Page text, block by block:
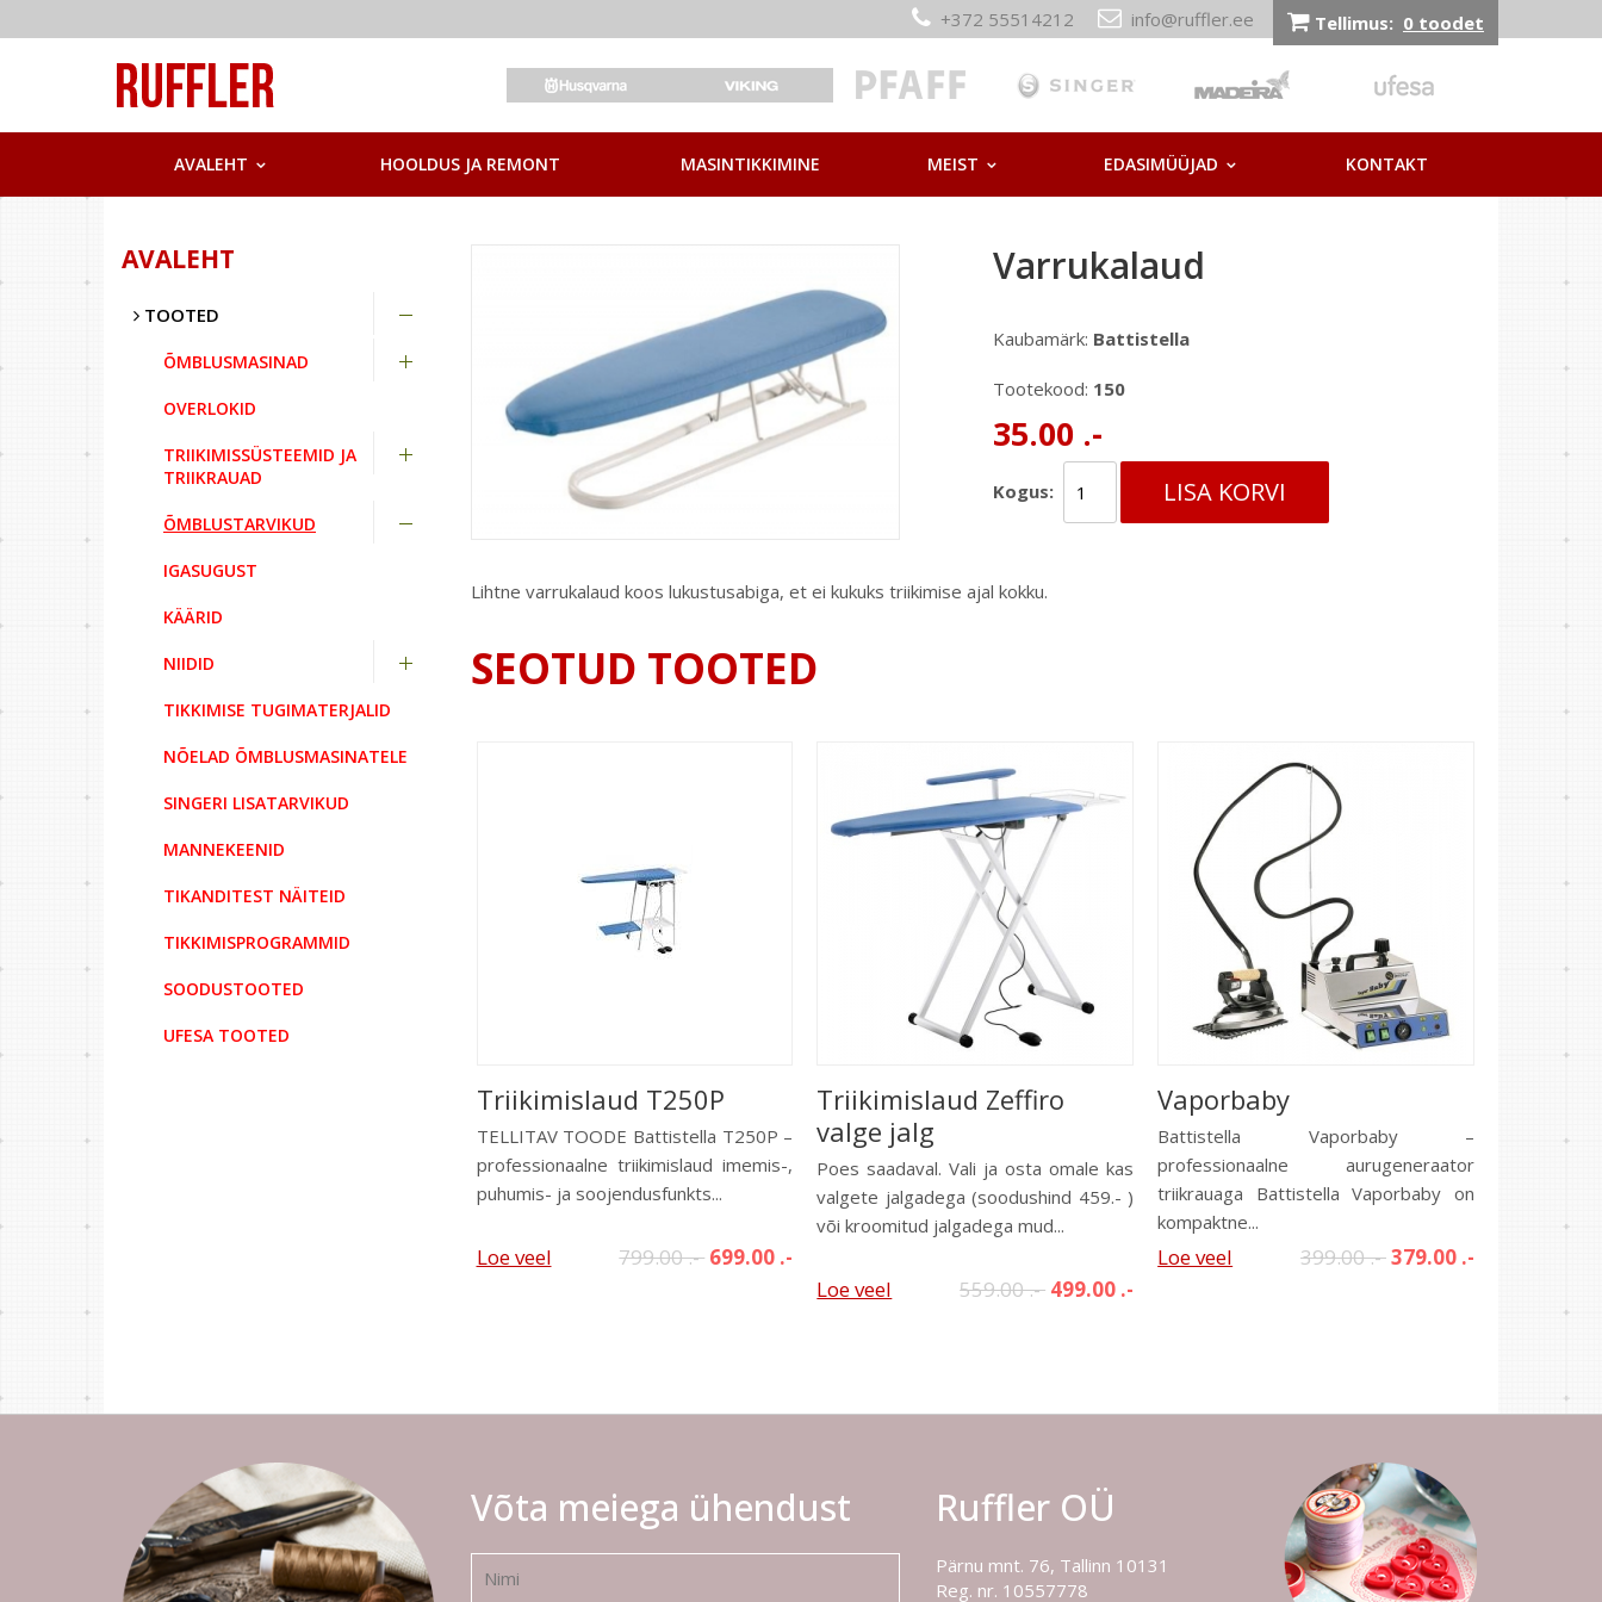
+372 55514212 info@ruffler.ee Tellimus: 0 toodet
AVALEHT HOOLDUS JA REMONT MASINTIKKIMINE MEIST EDASIMÜÜJAD KONTAKT
Varrukalaud
Kaubamärk: Battistella
Tootekood: 150
35.00 .-
Kogus: LISA KORVI
Lihtne varrukalaud koos lukustusabiga, et ei kukuks triikimise ajal kokku.
SEOTUD TOOTED
Triikimislaud T250P
TELLITAV TOODE Battistella T250P –
professionaalne triikimislaud imemis-,
puhumis- ja soojendusfunkts...
Loe veel 799.00 .- 699.00 .-
Triikimislaud Zeffiro
valge jalg
Poes saadaval. Vali ja osta omale kas
valgete jalgadega (soodushind 459.- )
või kroomitud jalgadega mud...
Loe veel 559.00 .- 499.00 .-
Vaporbaby
Battistella Vaporbaby –
professionaalne aurugeneraator
triikrauaga Battistella Vaporbaby on
kompaktne...
Loe veel 399.00 .-379.00 .-
AVALEHT
TOOTED
ÕMBLUSMASINAD
OVERLOKID
TRIIKIMISSÜSTEEMID JA
TRIIKRAUAD
ÕMBLUSTARVIKUD
IGASUGUST
KÄÄRID
NIIDID
TIKKIMISE TUGIMATERJALID
NÕELAD ÕMBLUSMASINATELE
SINGERI LISATARVIKUD
MANNEKEENID
TIKANDITEST NÄITEID
TIKKIMISPROGRAMMID
SOODUSTOOTED
UFESA TOOTED
Võta meiega ühendust Ruffler OÜ
Pärnu mnt. 76, Tallinn 10131
Reg. nr. 10557778